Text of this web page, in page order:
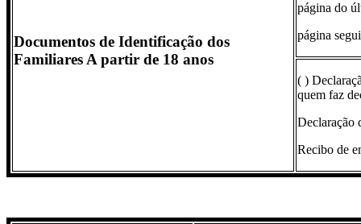
Documentos de Identificação dos
Familiares A partir de 18 anos
página do
página
( )
quem faz
Declaração
Recibo de